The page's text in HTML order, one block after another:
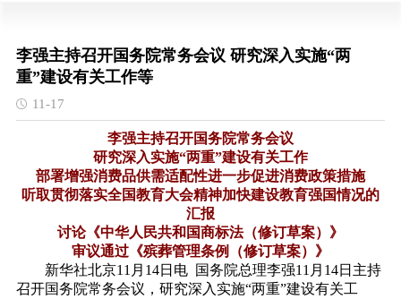
李强主持召开国务院常务会议 研究深入实施“两
重”建设有关工作等
11-17
李强主持召开国务院常务会议
研究深入实施“两重”建设有关工作
部署增强消费品供需适配性进一步促进消费政策措施
听取贯彻落实全国教育大会精神加快建设教育强国情况的
汇报
讨论《中华人民共和国商标法（修订草案）》
审议通过《殡葬管理条例（修订草案）》
新华社北京11月14日电 国务院总理李强11月14日主持
召开国务院常务会议，研究深入实施“两重”建设有关工